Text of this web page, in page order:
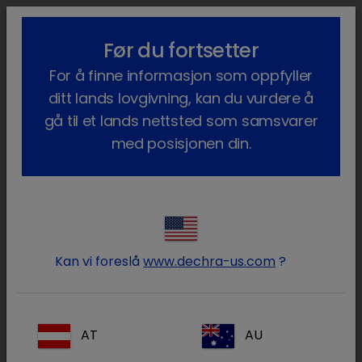
lock_outline search menu
Livsstadiedietter
Treats
Før du fortsetter
For å finne informasjon som oppfyller
ditt lands lovgivning, kan du vurdere å
gå til et lands nettsted som samsvarer
med posisjonen din.
Kan vi foreslåwww.dechra-us.com ?
AT AU